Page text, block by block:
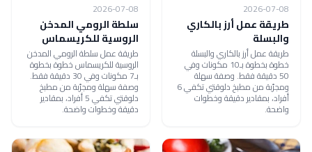
2026-07-08
طريقة عمل أرز بالكاري
والبسلة
طريقة عمل أرز بالكاري والبسلة
خطوة بخطوة بـ10 مكونات وفي
50 دقيقة فقط. وصفة سهلة
ومجرّبة من مطبخ دلوقتي تكفي 6
أفراد، بمقادير دقيقة وخطوات
واضحة.
2026-07-08
سلطة الرومي المدخن
الروسية للكريسماس
طريقة عمل سلطة الرومي المدخن
الروسية للكريسماس خطوة بخطوة
بـ7 مكونات وفي 30 دقيقة فقط.
وصفة سهلة ومجرّبة من مطبخ
دلوقتي تكفي 5 أفراد، بمقادير
دقيقة وخطوات واضحة.